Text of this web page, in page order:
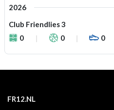
2026
Club Friendlies 3
0
0 0
FR12.NL